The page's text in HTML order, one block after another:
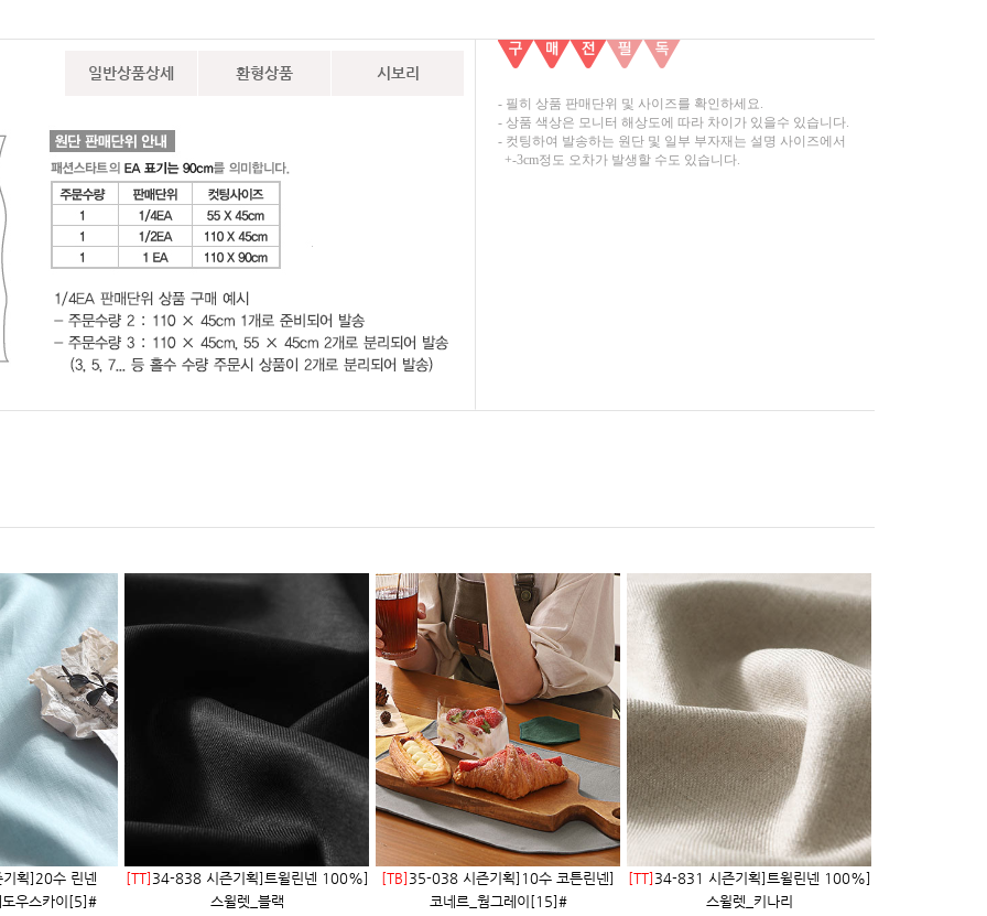
일반상품상세 환형상품 시보리
- 필히 상품 판매단위 및 사이즈를 확인하세요.
- 상품 색상은 모니터 해상도에 따라 차이가 있을수 있습니다.
- 컷팅하여 발송하는 원단 및 일부 부자재는 설명 사이즈에서
+-3cm정도 오차가 발생할 수도 있습니다.
획]20수 린넨
우스카이[5]#
[TT] 34-838 시즌기획]트윌린넨 100%]
스윌렛_블랙
[TB] 35-038 시즌기획]10수 코튼린넨]
코네르_웜그레이[15]#
[TT] 34-831 시즌기획]트윌린넨 100%]
스윌렛_키나리